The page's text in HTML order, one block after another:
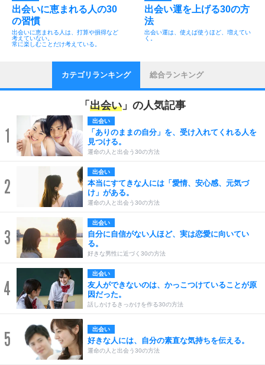
出会いに恵まれる人の30
の習慣
出会いに恵まれる人は、打算や損得など
考えていない。
常に楽しむことだけ考えている。
出会い運を上げる30の方
法
出会い運は、使えば使うほど、増えてい
く。
カテゴリランキング 総合ランキング
「 出会い 」の人気記事
1
出会い
「ありのままの自分」を、受け入れてくれる人を
見つける。
運命の人と出会う30の方法
2
出会い
本当にすてきな人には「愛情、安心感、元気づ
け」がある。
運命の人と出会う30の方法
3
出会い
自分に自信がない人ほど、実は恋愛に向いてい
る。
好きな男性に近づく30の方法
4
出会い
友人ができないのは、かっこつけていることが原
因だった。
話しかけるきっかけを作る30の方法
5 出会い
好きな人には、自分の素直な気持ちを伝える。
運命の人と出会う30の方法